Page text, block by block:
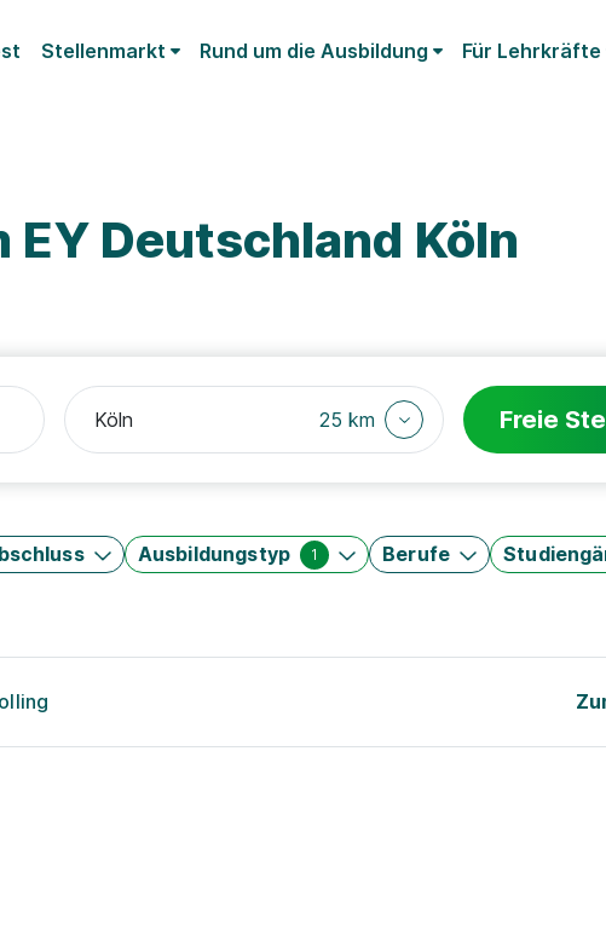
Stellenmarkt Rund um die Ausbildung Für Lehrkräfte
EY Deutschland Köln
25 km Freie
Ausbildungstyp 1 Berufe